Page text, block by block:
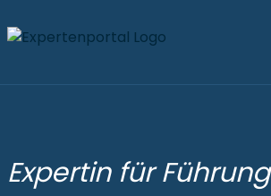
Expertin für Führung